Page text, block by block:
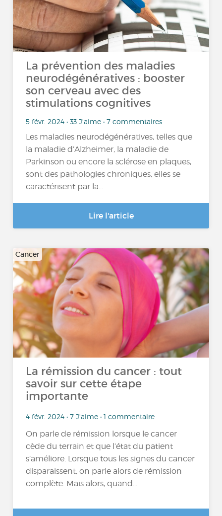
La prévention des maladies
neurodégénératives : booster
son cerveau avec des
stimulations cognitives
5 févr. 2024 • 33 J'aime • 7 commentaires
Les maladies neurodégénératives, telles que
la maladie d’Alzheimer, la maladie de
Parkinson ou encore la sclérose en plaques,
sont des pathologies chroniques, elles se
caractérisent par la...
Lire l'article
Cancer
La rémission du cancer : tout
savoir sur cette étape
importante
4 févr. 2024 • 7 J'aime • 1 commentaire
On parle de rémission lorsque le cancer
cède du terrain et que l’état du patient
s’améliore. Lorsque tous les signes du cancer
disparaissent, on parle alors de rémission
complète. Mais alors, quand...